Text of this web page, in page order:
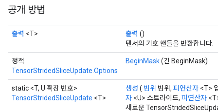
공개 방법
출력 <T> 출력 ()
텐서의 기호 핸들을 반환합니다.
정적
TensorStridedSliceUpdate.Options
BeginMask(긴 BeginMask)
static <T, U 확장 번호>
TensorStridedSliceUpdate <T>
생성 ( 범위 범위, 피연산자 <T>
자 <U> 스트라이드, 피연산자
새로운